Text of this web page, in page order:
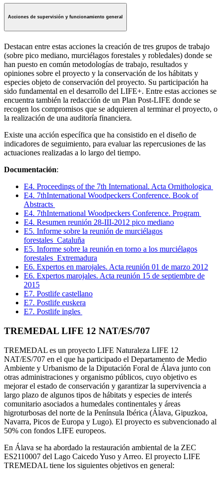
Acciones de supervisión y funcionamiento general
Destacan entre estas acciones la creación de tres grupos de trabajo
(sobre pico mediano, murciélagos forestales y robledales) donde se
han puesto en común metodologías de trabajo, resultados y
opiniones sobre el proyecto y la conservación de los hábitats y
especies objeto de conservación del proyecto. Su participación ha
sido fundamental en el desarrollo del LIFE+. Entre estas acciones se
encuentra también la redacción de un Plan Post-LIFE donde se
recogen los compromisos que se adquieren al terminar el proyecto, o
la realización de una auditoría financiera.
Existe una acción específica que ha consistido en el diseño de
indicadores de seguimiento, para evaluar las repercusiones de las
actuaciones realizadas a lo largo del tiempo.
Documentación:
E4. Proceedings of the 7th International. Acta Ornithologica
E4. 7thInternational Woodpeckers Conference. Book of
Abstracts
E4. 7thInternational Woodpeckers Conference. Program
E4. Resumen reunión 28-III-2012 pico mediano
E5. Informe sobre la reunión de murciélagos
forestales_Cataluña
E5. Informe sobre la reunión en torno a los murciélagos
forestales_Extremadura
E6. Expertos en marojales. Acta reunión 01 de marzo 2012
E6. Expertos marojales. Acta reunión 15 de septiembre de
2015
E7. Postlife castellano
E7. Postlife euskera
E7. Postlife ingles
TREMEDAL LIFE 12 NAT/ES/707
TREMEDAL es un proyecto LIFE Naturaleza LIFE 12
NAT/ES/707 en el que ha participado el Departamento de Medio
Ambiente y Urbanismo de la Diputación Foral de Álava junto con
otras administraciones y organismo públicos, cuyo objetivo es
mejorar el estado de conservación y garantizar la supervivencia a
largo plazo de algunos tipos de hábitats y especies de interés
comunitario asociados a humedales continentales y áreas
higroturbosas del norte de la Península Ibérica (Álava, Gipuzkoa,
Navarra, Picos de Europa y Lugo). El proyecto es subvencionado al
50% con fondos LIFE europeos.
En Álava se ha abordado la restauración ambiental de la ZEC
ES2110007 del Lago Caicedo Yuso y Arreo. El proyecto LIFE
TREMEDAL tiene los siguientes objetivos en general: